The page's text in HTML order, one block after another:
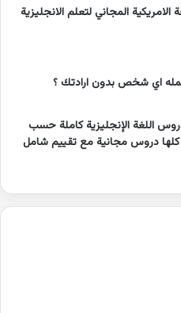
المجاني لتعلم الانجليزية
اي شخص بدون ارادتك ؟
اللغة الإنجليزية كاملة حسب
دروس مجانية مع تقييم شامل